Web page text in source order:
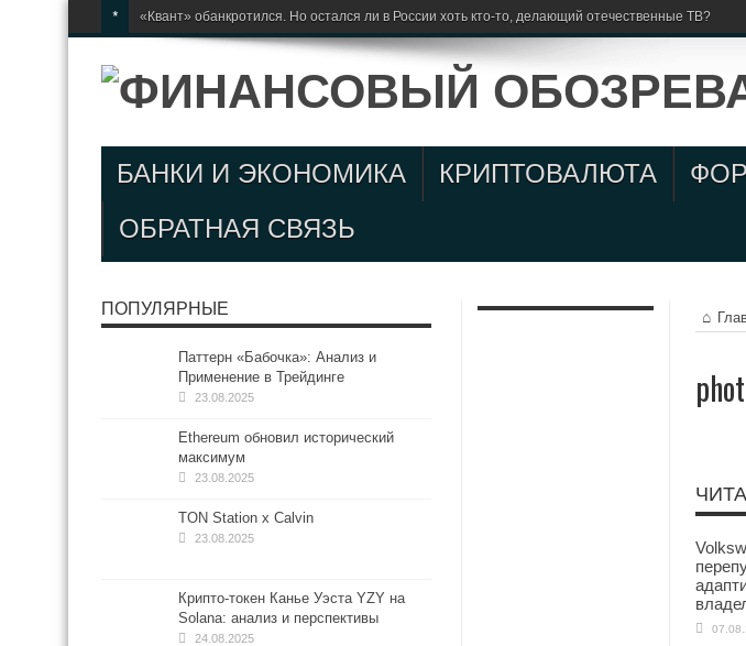
* «Квант» обанкротился. Но остался ли в России хоть кто-то, делающий отечественные ТВ?
БАНКИ И ЭКОНОМИКА КРИПТОВАЛЮТА
ОБРАТНАЯ СВЯЗЬ
ПОПУЛЯРНЫЕ
Паттерн «Бабочка»: Анализ и
Применение в Трейдинге
23.08.2025
Ethereum обновил исторический
максимум
23.08.2025
TON Station x Calvin
23.08.2025
Крипто-токен Канье Уэста YZY на
Solana: анализ и перспективы
24.08.2025